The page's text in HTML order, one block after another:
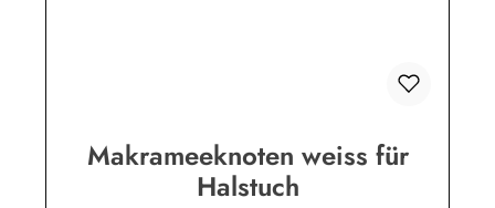
Makrameeknoten weiss für
Halstuch